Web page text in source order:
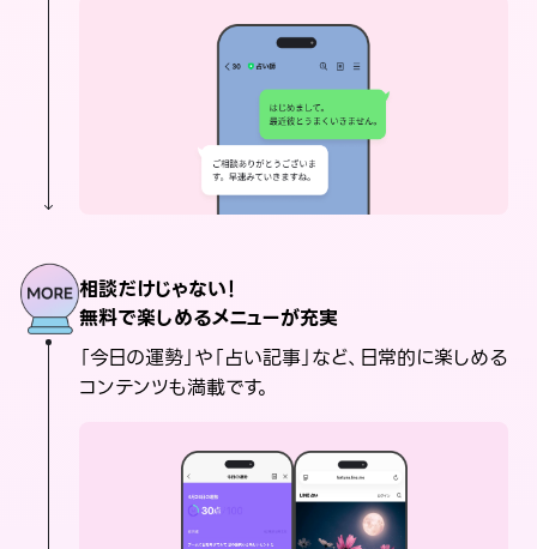
相談だけじゃない！
無料で楽しめるメニューが充実
「今日の運勢」や「占い記事」など、日常的に楽しめる
コンテンツも満載です。